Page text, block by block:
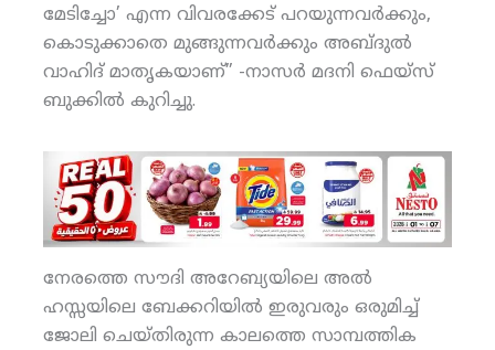
മേടിച്ചോ’ എന്ന വിവരക്കേട് പറയുന്നവര്‍ക്കും,
കൊടുക്കാതെ മുങ്ങുന്നവര്‍ക്കും അബ്ദുല്‍
വാഹിദ് മാതൃകയാണ്” -നാസര്‍ മദനി ഫെയ്‌സ്
ബുക്കില്‍ കുറിച്ചു.
നേരത്തെ സൗദി അറേബ്യയിലെ അല്‍
ഹസ്സയിലെ ബേക്കറിയില്‍ ഇരുവരും ഒരുമിച്ച്
ജോലി ചെയ്തിരുന്ന കാലത്തെ സാമ്പത്തിക